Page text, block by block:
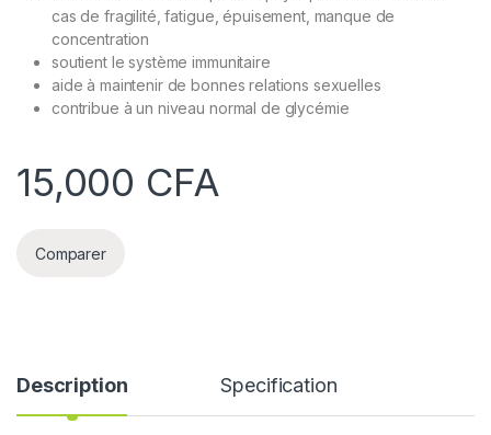
cas de fragilité, fatigue, épuisement, manque de
concentration
soutient le système immunitaire
aide à maintenir de bonnes relations sexuelles
contribue à un niveau normal de glycémie
15,000 CFA
Comparer
Description Specification